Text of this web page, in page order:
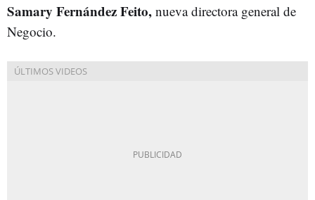
Samary Fernández Feito, nueva directora general de
Negocio.